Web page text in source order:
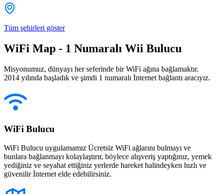
Tüm şehirleri göster
WiFi Map - 1 Numaralı Wii Bulucu
Misyonumuz, dünyayı her seferinde bir WiFi ağına bağlamaktır.
2014 yılında başladık ve şimdi 1 numaralı İnternet bağlantı aracıyız.
WiFi Bulucu
WiFi Bulucu uygulamamız Ücretsiz WiFi ağlarını bulmayı ve
bunlara bağlanmayı kolaylaştırır, böylece alışveriş yaptığınız, yemek
yediğiniz ve seyahat ettiğiniz yerlerde hareket halindeyken hızlı ve
güvenilir İnternet elde edebilirsiniz.